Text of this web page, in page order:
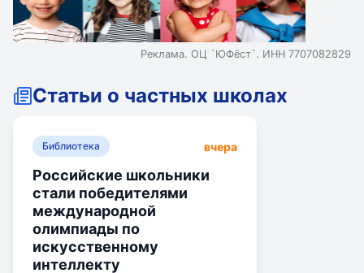
Реклама. ОЦ `ЮФёст`. ИНН 7707082829
Статьи о частных школах
Библиотека вчера
Российские школьники
стали победителями
международной
олимпиады по
искусственному
интеллекту